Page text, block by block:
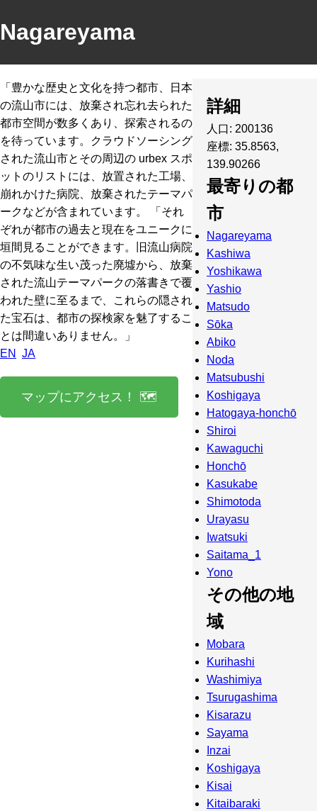
Nagareyama
「豊かな歴史と文化を持つ都市、日本
の流山市には、放棄され忘れ去られた
都市空間が数多くあり、探索されるの
を待っています。クラウドソーシング
された流山市とその周辺の urbex スポ
ットのリストには、放置された工場、
崩れかけた病院、放棄されたテーマパ
ークなどが含まれています。 「それ
ぞれが都市の過去と現在をユニークに
垣間見ることができます。旧流山病院
の不気味な生い茂った廃墟から、放棄
された流山テーマパークの落書きで覆
われた壁に至るまで、これらの隠され
た宝石は、都市の探検家を魅了するこ
とは間違いありません。」
EN
JA
マップにアクセス！ 🗺️
詳細
人口: 200136
座標: 35.8563,
139.90266
最寄りの都
市
Nagareyama
Kashiwa
Yoshikawa
Yashio
Matsudo
Sōka
Abiko
Noda
Matsubushi
Koshigaya
Hatogaya-honchō
Shiroi
Kawaguchi
Honchō
Kasukabe
Shimotoda
Urayasu
Iwatsuki
Saitama_1
Yono
その他の地
域
Mobara
Kurihashi
Washimiya
Tsurugashima
Kisarazu
Sayama
Inzai
Koshigaya
Kisai
Kitaibaraki